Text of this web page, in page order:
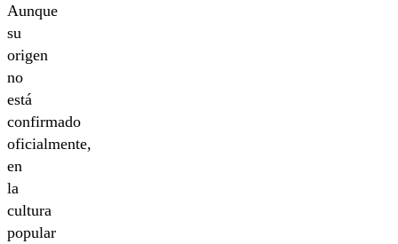
Aunque
su
origen
no
está
confirmado
oficialmente,
en
la
cultura
popular